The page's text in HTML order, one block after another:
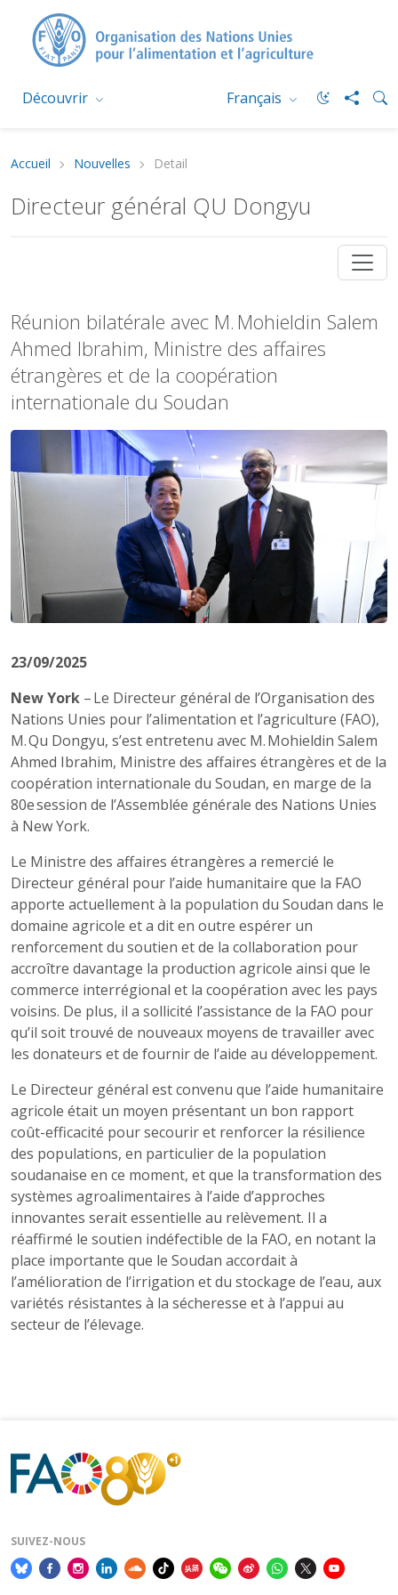
Découvrir Français
Accueil Nouvelles Detail
Directeur général QU Dongyu
Réunion bilatérale avec M. Mohieldin Salem
Ahmed Ibrahim, Ministre des affaires
étrangères et de la coopération
internationale du Soudan
23/09/2025
New York – Le Directeur général de l’Organisation des
Nations Unies pour l’alimentation et l’agriculture (FAO),
M. Qu Dongyu, s’est entretenu avec M. Mohieldin Salem
Ahmed Ibrahim, Ministre des affaires étrangères et de la
coopération internationale du Soudan, en marge de la
80e session de l’Assemblée générale des Nations Unies
à New York.
Le Ministre des affaires étrangères a remercié le
Directeur général pour l’aide humanitaire que la FAO
apporte actuellement à la population du Soudan dans le
domaine agricole et a dit en outre espérer un
renforcement du soutien et de la collaboration pour
accroître davantage la production agricole ainsi que le
commerce interrégional et la coopération avec les pays
voisins. De plus, il a sollicité l’assistance de la FAO pour
qu’il soit trouvé de nouveaux moyens de travailler avec
les donateurs et de fournir de l’aide au développement.
Le Directeur général est convenu que l’aide humanitaire
agricole était un moyen présentant un bon rapport
coût-efficacité pour secourir et renforcer la résilience
des populations, en particulier de la population
soudanaise en ce moment, et que la transformation des
systèmes agroalimentaires à l’aide d’approches
innovantes serait essentielle au relèvement. Il a
réaffirmé le soutien indéfectible de la FAO, en notant la
place importante que le Soudan accordait à
l’amélioration de l’irrigation et du stockage de l’eau, aux
variétés résistantes à la sécheresse et à l’appui au
secteur de l’élevage.
SUIVEZ-NOUS